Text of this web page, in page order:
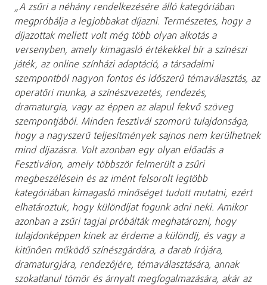
„A zsűri a néhány rendelkezésére álló kategóriában
megpróbálja a legjobbakat díjazni. Természetes, hogy a
díjazottak mellett volt még több olyan alkotás a
versenyben, amely kimagasló értékekkel bír a színészi
játék, az online színházi adaptáció, a társadalmi
szempontból nagyon fontos és időszerű témaválasztás, az
operatőri munka, a színészvezetés, rendezés,
dramaturgia, vagy az éppen az alapul fekvő szöveg
szempontjából. Minden fesztivál szomorú tulajdonsága,
hogy a nagyszerű teljesítmények sajnos nem kerülhetnek
mind díjazásra. Volt azonban egy olyan előadás a
Fesztiválon, amely többször felmerült a zsűri
megbeszélésein és az imént felsorolt legtöbb
kategóriában kimagasló minőséget tudott mutatni, ezért
elhatároztuk, hogy különdíjat fogunk adni neki. Amikor
azonban a zsűri tagjai próbálták meghatározni, hogy
tulajdonképpen kinek az érdeme a különdíj, és vagy a
kitűnően működő színészgárdára, a darab írójára,
dramaturgjára, rendezőjére, témaválasztására, annak
szokatlanul tömör és árnyalt megfogalmazására, akár az